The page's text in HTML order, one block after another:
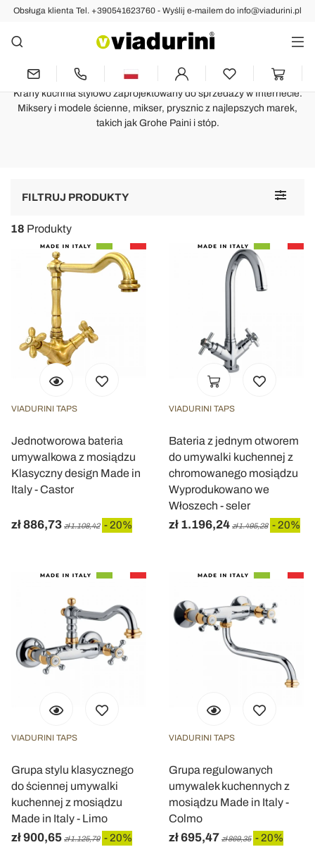
Obsługa klienta Tel. +390541623760 - Wyślij e-mailem do info@viadurini.pl
Baterie kuchenne, nowoczesny
design i ceny nie do pobicia
Krany kuchnia stylowo zaprojektowany do sprzedaży w Internecie.
Miksery i modele ścienne, mikser, prysznic z najlepszych marek,
takich jak Grohe Paini i stóp.
Toggle
FILTRUJ PRODUKTY
18 Produkty
VIADURINI TAPS
Jednotworowa bateria
umywalkowa z mosiądzu
Klasyczny design Made in
Italy - Castor
zł 886,73 zł 1.108,42 - 20%
VIADURINI TAPS
Bateria z jednym otworem
do umywalki kuchennej z
chromowanego mosiądzu
Wyprodukowano we
Włoszech - seler
zł 1.196,24 zł 1.495,28 - 20%
VIADURINI TAPS
Grupa stylu klasycznego
do ściennej umywalki
kuchennej z mosiądzu
Made in Italy - Limo
zł 900,65 zł 1.125,79 - 20%
VIADURINI TAPS
Grupa regulowanych
umywalek kuchennych z
mosiądzu Made in Italy -
Colmo
zł 695,47 zł 869,35 - 20%